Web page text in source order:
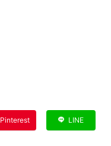
Pinterest LINE